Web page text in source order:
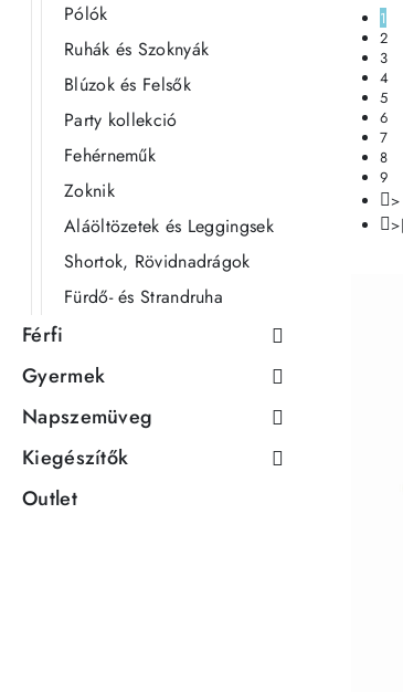
Pólók
Ruhák és Szoknyák
Blúzok és Felsők
Party kollekció
Fehérneműk
Zoknik
Aláöltözetek és Leggingsek
Shortok, Rövidnadrágok
Fürdő- és Strandruha
Férfi
Gyermek
Napszemüveg
Kiegészítők
Outlet
1
2
3
4
5
6
7
8
9
>
>|